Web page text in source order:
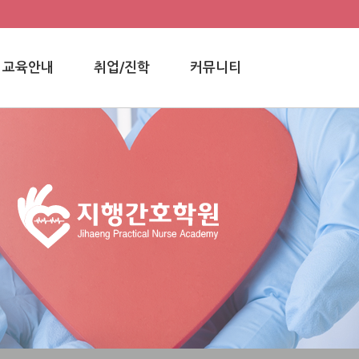
교육안내 취업/진학 커뮤니티